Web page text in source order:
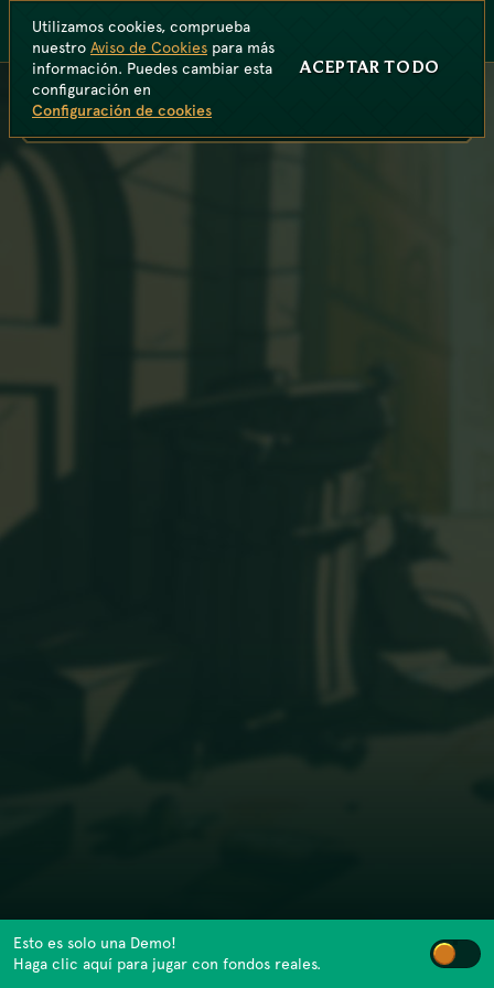
Esto es solo una Demo!
Haga clic aquí para jugar con fondos reales.
Utilizamos cookies, comprueba
nuestro Aviso de Cookies para más
información. Puedes cambiar esta
configuración en
Configuración de cookies
ACEPTAR TODO